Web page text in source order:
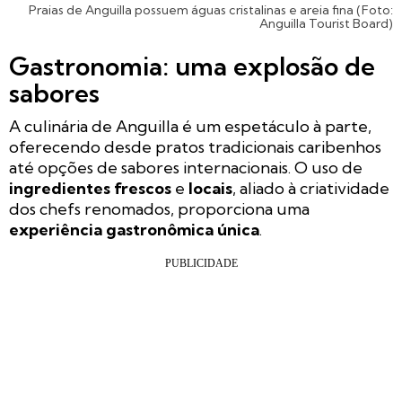
Praias de Anguilla possuem águas cristalinas e areia fina (Foto:
Anguilla Tourist Board)
Gastronomia: uma explosão de
sabores
A culinária de Anguilla é um espetáculo à parte,
oferecendo desde pratos tradicionais caribenhos
até opções de sabores internacionais. O uso de
ingredientes frescos e locais, aliado à criatividade
dos chefs renomados, proporciona uma
experiência gastronômica única.